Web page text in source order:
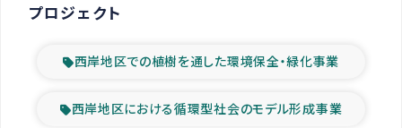
プロジェクト
西岸地区での植樹を通した環境保全・緑化事業
西岸地区における循環型社会のモデル形成事業